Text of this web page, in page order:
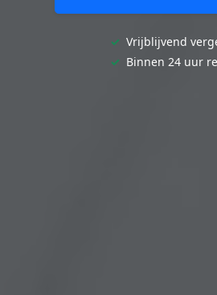
✓ Vrijblijvend
✓ Binnen 24 uur